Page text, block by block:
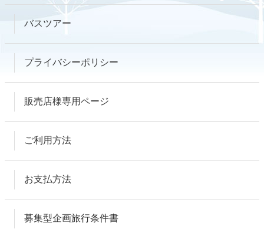
バスツアー
プライバシーポリシー
販売店様専用ページ
ご利用方法
お支払方法
募集型企画旅行条件書